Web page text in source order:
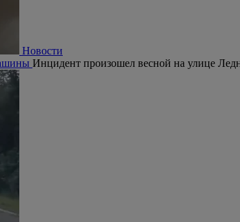
Новости
Инцидент произошел весной на улице